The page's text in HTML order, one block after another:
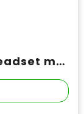
Baekdu bedrade Type-C headset met opbergdoos van gerecycled plastic